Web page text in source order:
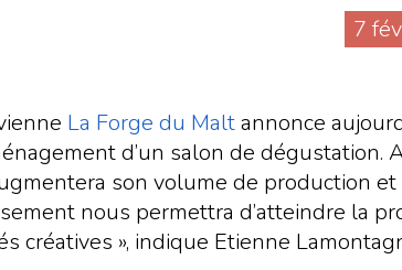
7
La Forge du Maltannonce
d’un salon de dégustation.
son volume de production
nous permettra d’atteindre la
créatives », indique Etienne